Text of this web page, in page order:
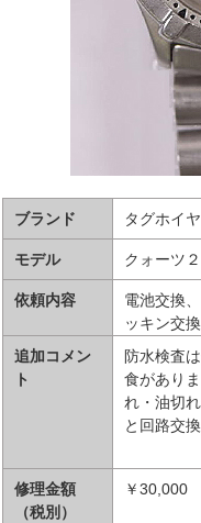
ブランド タグホイ
モデル クォーツ
依頼内容
電池交換
ッキン交
追加コメン
ト
防水検査
食があり
れ・油切
と回路交
修理金額
（税別）
￥30,000